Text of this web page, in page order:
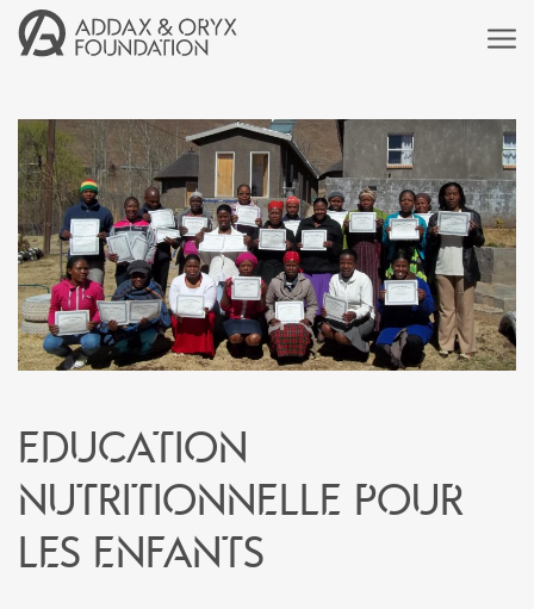
Education
nutritionnelle pour
les enfants